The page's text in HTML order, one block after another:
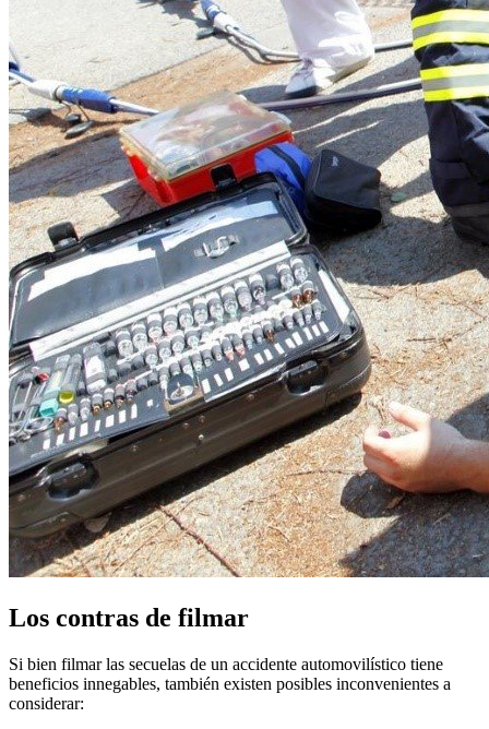
Los contras de filmar
Si bien filmar las secuelas de un accidente automovilístico tiene
beneficios innegables, también existen posibles inconvenientes a
considerar: